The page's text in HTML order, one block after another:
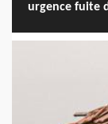
urgence fuite